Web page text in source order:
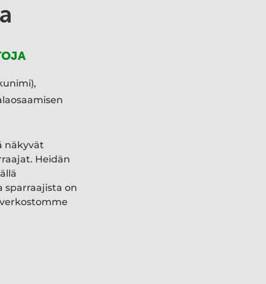
näkyvät
Heidän
sparraajista on